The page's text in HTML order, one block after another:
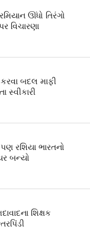
ઊંધો તિરંગો
વિચારણા
બદલ માફી
સ્વીકારી
રશિયા ભારતનો
બન્યો
શિક્ષક